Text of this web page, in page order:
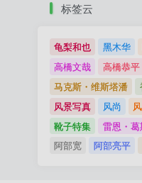
标签云
龟梨和也 黑木华
高橋文哉
高橋恭平
马克斯・维斯塔潘
风景写真
风尚
靴子特集
雷恩・
阿部宽
阿部亮平